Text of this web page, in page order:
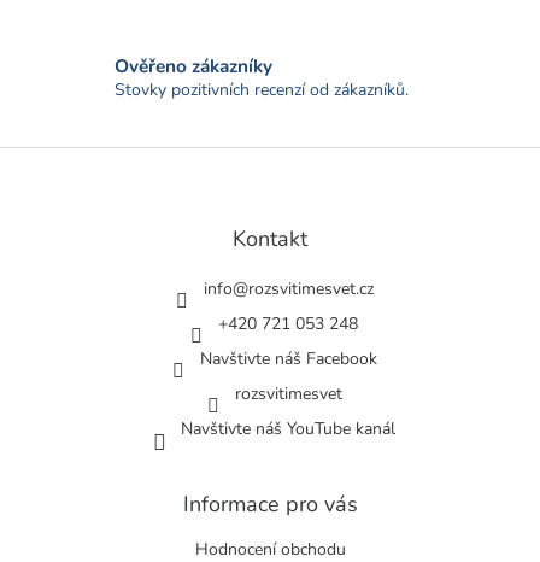
v
ý
i
Ověřeno zákazníky
Stovky pozitivních recenzí od zákazníků.
Z
Kontakt
info@rozsvitimesvet.cz
+420 721 053 248
Navštivte náš Facebook
rozsvitimesvet
Navštivte náš YouTube kanál
Informace pro vás
Hodnocení obchodu